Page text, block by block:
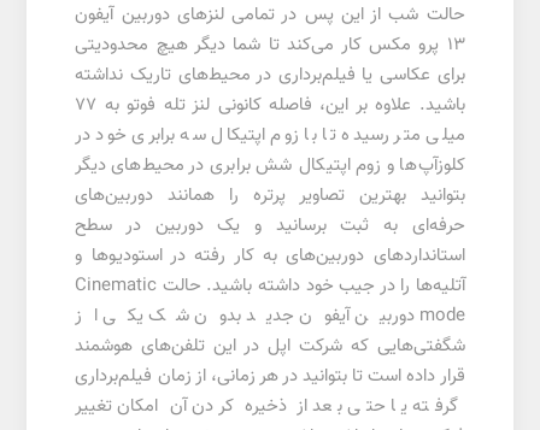
حالت شب از این پس در تمامی لنزهای دوربین آیفون
۱۳ پرو مکس کار می‌کند تا شما دیگر هیچ محدودیتی
برای عکاسی یا فیلم‌برداری در محیط‌های تاریک نداشته
باشید. علاوه بر این، فاصله کانونی لنز تله فوتو به ۷۷
میلی متر رسیده تا با زوم اپتیکال سه برابری خود در
کلوزآپ‌ها و زوم اپتیکال شش برابری در محیط‌های دیگر
بتوانید بهترین تصاویر پرتره را همانند دوربین‌های
حرفه‌ای به ثبت برسانید و یک دوربین در سطح
استانداردهای دوربین‌های به کار رفته در استودیوها و
آتلیه‌ها را در جیب خود داشته باشید. حالت Cinematic
mode دوربین آیفون جدید بدون شک یکی از
شگفتی‌هایی که شرکت اپل در این تلفن‌های هوشمند
قرار داده است تا بتوانید در هر زمانی، از زمان فیلم‌برداری
گرفته یا حتی بعد از ذخیره کردن آن امکان تغییر